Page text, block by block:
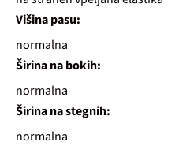
Višina pasu:
normalna
Širina na bokih:
normalna
Širina na stegnih:
normalna